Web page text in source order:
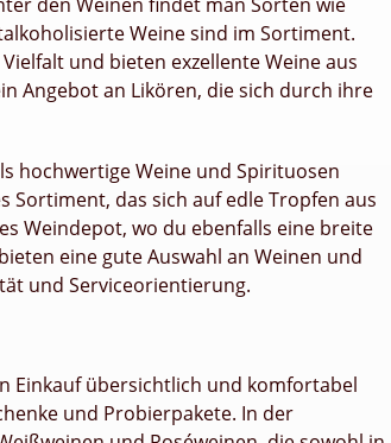
Weine sind im Sortiment.
und bieten exzellente Weine aus
Angebot an Likören, die sich durch ihre
hochwertige Weine und Spirituosen
Sortiment, das sich auf edle Tropfen aus
Weindepot, wo du ebenfalls eine breite
bieten eine gute Auswahl an Weinen und
und Serviceorientierung.
Einkauf übersichtlich und komfortabel
und Probierpakete. In der